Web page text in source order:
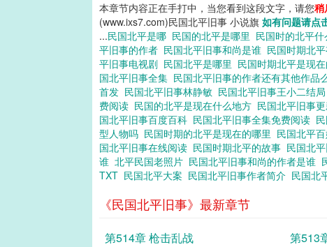
本章节内容正在手打中，当您看到这段文字，请您稍
(www.ixs7.com)民国北平旧事 小说旗 如有问题请点
...民国北平是哪 民国的北平是哪里 民国时的北平什
平旧事的作者 民国北平旧事和尚是谁 民国时期北
平旧事电视剧 民国北平是哪里 民国时期北平是现
国北平旧事全集 民国北平旧事的作者还有其他作品
首发 民国北平旧事林静敏 民国北平旧事王小二结局
费阅读 民国的北平是现在什么地方 民国北平旧事
国北平旧事百度百科 民国北平旧事全集免费阅读
型人物吗 民国时期的北平是现在的哪里 民国北平
国北平旧事在线阅读 民国时期北平的故事 民国北
谁 北平民国老照片 民国北平旧事和尚的作者是谁
TXT 民国北平大案 民国北平旧事作者简介 民国北
《民国北平旧事》最新章节
第514章 枪击乱战 第513